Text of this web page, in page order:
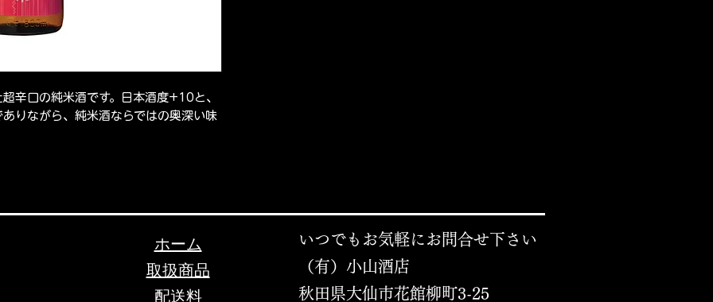
辛口の純米酒です。日本酒度+10と、
りながら、純米酒ならではの奥深い味
ホーム
取扱商品
配送料
いつでもお気軽にお問合せ下さい
（有）小山酒店
秋田県大仙市花館柳町3-25